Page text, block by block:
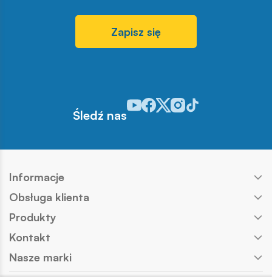
Zapisz się
Śledź nas
Odwiedź nasz profil w serwisie
Odwiedź nasz profil w serwisie
Odwiedź nasz profil w
Odwiedź nasz profil w
Odwiedź nasz profil
Informacje
Obsługa klienta
Produkty
Kontakt
Nasze marki